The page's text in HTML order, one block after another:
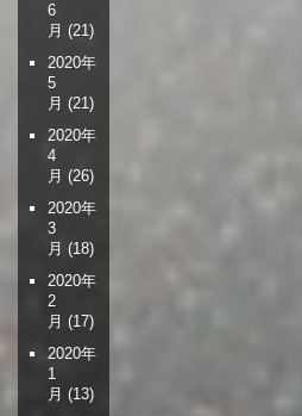
6
月 (21)
2020年
5
月 (21)
2020年
4
月 (26)
2020年
3
月 (18)
2020年
2
月 (17)
2020年
1
月 (13)